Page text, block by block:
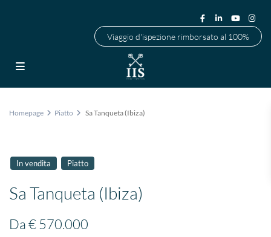
Viaggio d'ispezione rimborsato al 100%
Homepage Piatto Sa Tanqueta (Ibiza)
In vendita Piatto
Sa Tanqueta (Ibiza)
Da€ 570.000